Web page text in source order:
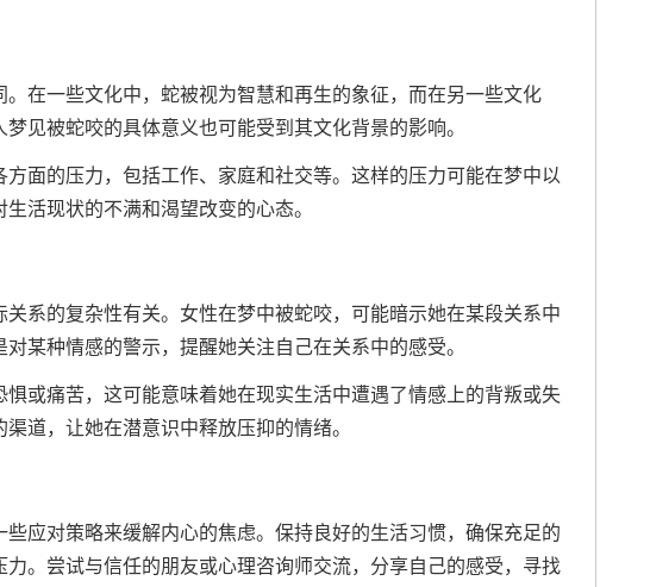
在一些文化中，蛇被视为智慧和再生的象征，而在另一些文化
见被蛇咬的具体意义也可能受到其文化背景的影响。
面的压力，包括工作、家庭和社交等。这样的压力可能在梦中以
活现状的不满和渴望改变的心态。
系的复杂性有关。女性在梦中被蛇咬，可能暗示她在某段关系中
某种情感的警示，提醒她关注自己在关系中的感受。
或痛苦，这可能意味着她在现实生活中遭遇了情感上的背叛或失
道，让她在潜意识中释放压抑的情绪。
应对策略来缓解内心的焦虑。保持良好的生活习惯，确保充足的
。尝试与信任的朋友或心理咨询师交流，分享自己的感受，寻找